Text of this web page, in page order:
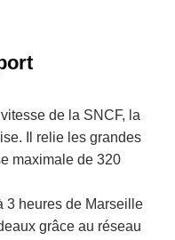
de la SNCF, la
Il relie les grandes
maximale de 320
3 heures de Marseille
grâce au réseau